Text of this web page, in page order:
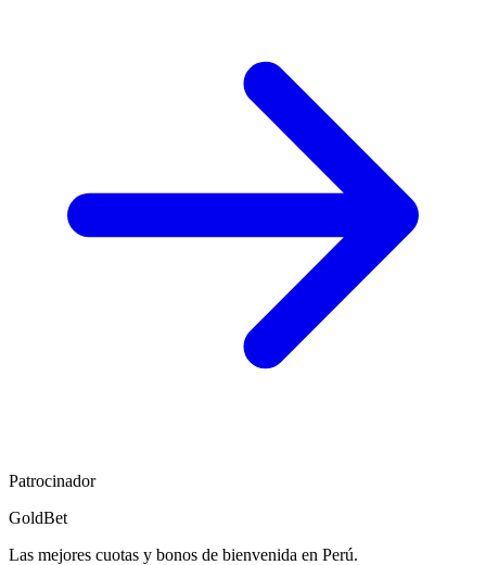
Patrocinador
GoldBet
Las mejores cuotas y bonos de bienvenida en Perú.